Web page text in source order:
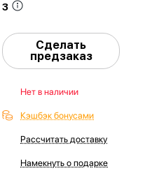
3
Сделать
предзаказ
Нет в наличии
Кэшбэк бонусами
Рассчитать доставку
Намекнуть о подарке